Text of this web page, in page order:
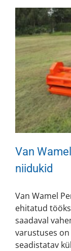
Van
niidukid
Van Wamel
ehitatud
saadaval
varustuses
seadistatav